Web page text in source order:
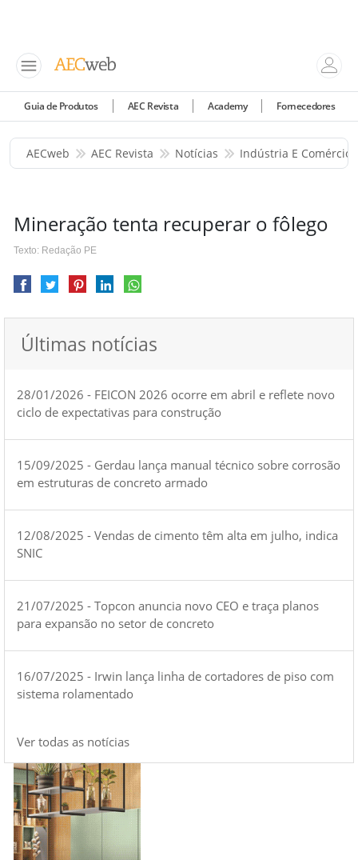
Guia de Produtos AEC Revista Academy Fornecedores
AECweb AEC Revista Notícias Indústria E Comércio
Mineração tenta recuperar o fôlego
Texto: Redação PE
Últimas notícias
28/01/2026 - FEICON 2026 ocorre em abril e reflete novo
ciclo de expectativas para construção
15/09/2025 - Gerdau lança manual técnico sobre corrosão
em estruturas de concreto armado
12/08/2025 - Vendas de cimento têm alta em julho, indica
SNIC
21/07/2025 - Topcon anuncia novo CEO e traça planos
para expansão no setor de concreto
16/07/2025 - Irwin lança linha de cortadores de piso com
sistema rolamentado
Ver todas as notícias